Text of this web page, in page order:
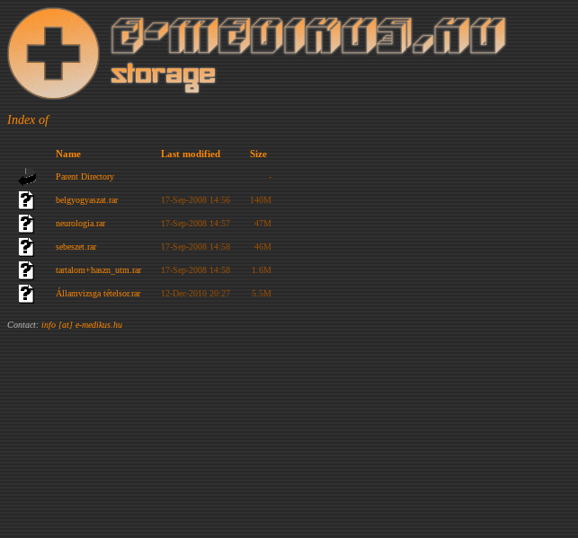
Index of
Name Last modified Size
Parent Directory -
belgyogyaszat.rar 17-Sep-2008 14:56 140M
neurologia.rar 17-Sep-2008 14:57 47M
sebeszet.rar 17-Sep-2008 14:58 46M
tartalom+haszn_utm.rar 17-Sep-2008 14:58 1.6M
Államvizsga tételsor.rar 12-Dec-2010 20:27 5.5M
Contact: info [at] e-medikus.hu